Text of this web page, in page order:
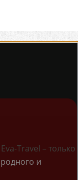
Travel – только
и